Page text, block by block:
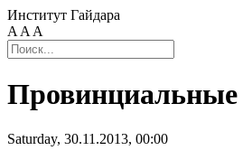
Институт Гайдара
A A A
Провинциальные
Saturday, 30.11.2013, 00:00